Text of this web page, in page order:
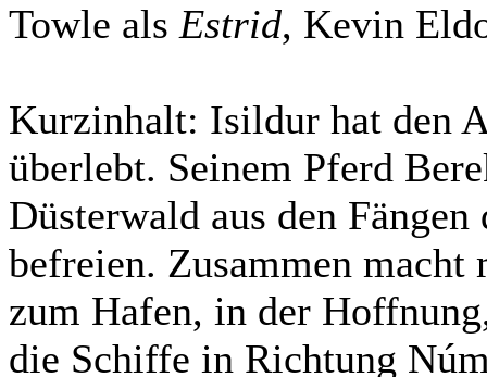
Towle als Estrid, Kevin
Kurzinhalt: Isildur hat den
überlebt. Seinem Pferd
Düsterwald aus den
befreien. Zusammen macht
zum Hafen, in der
die Schiffe in Richtung